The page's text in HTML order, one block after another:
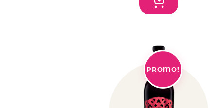
PROMO!